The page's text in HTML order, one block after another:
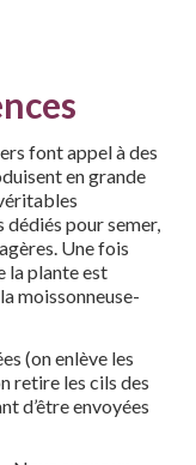
font appel à des
en grande
dédiés pour semer,
Une fois
la plante est
moissonneuse-
(on enlève les
retire les cils des
d’être envoyées